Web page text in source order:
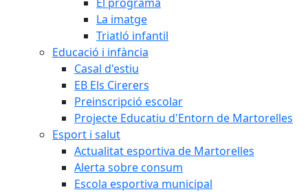
La imatge
Triatló infantil
Educació i infància
Casal d'estiu
EB Els Cirerers
Preinscripció escolar
Projecte Educatiu d'Entorn de Martorelles
Esport i salut
Actualitat esportiva de Martorelles
Alerta sobre consum
Escola esportiva municipal